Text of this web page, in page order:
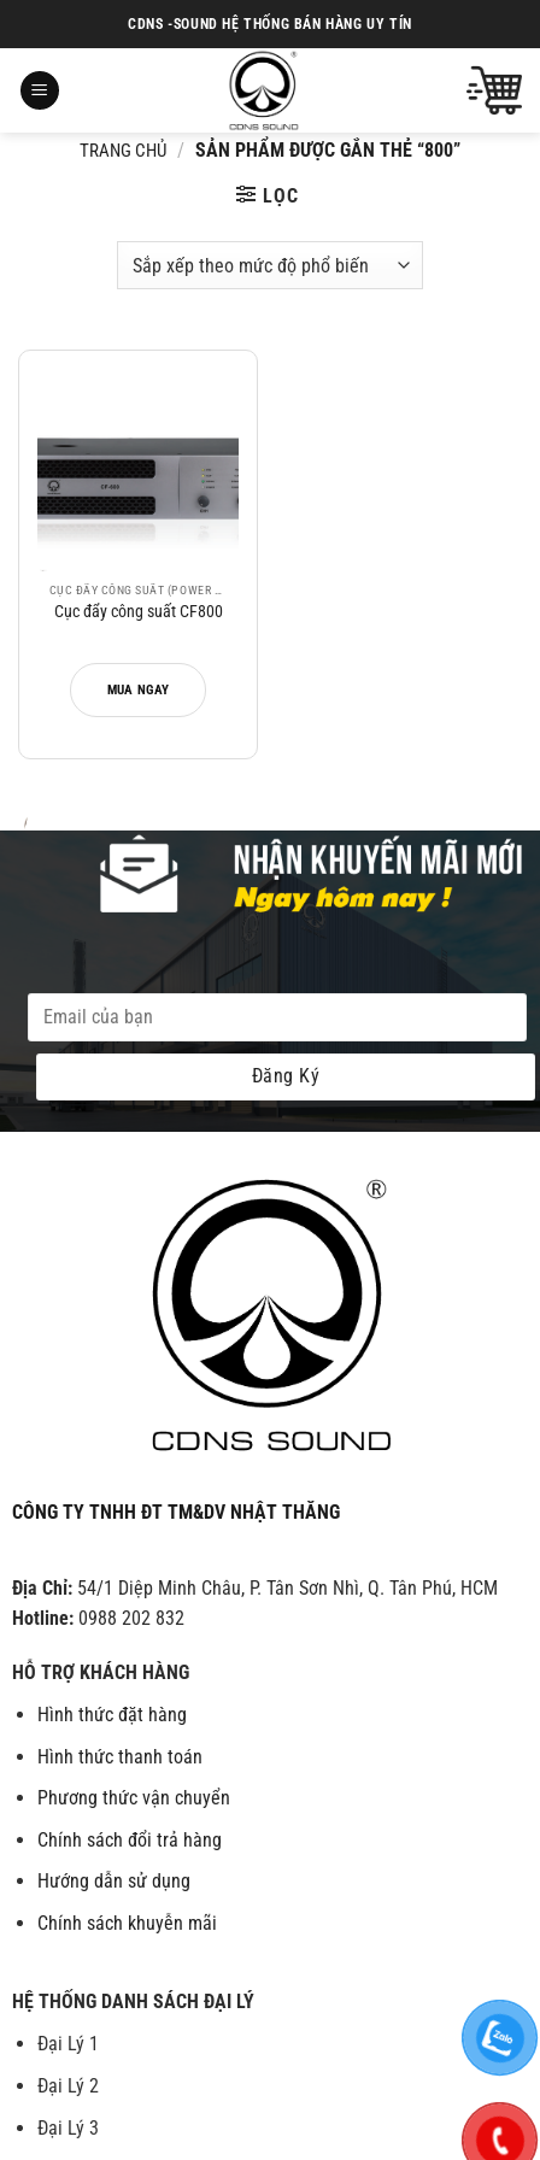
đến
dung
CDNS -SOUND HỆ THỐNG BÁN HÀNG UY TÍN
TRANG CHỦ / SẢN PHẨM ĐƯỢC GẮN THẺ “800”
LỌC
Cục đẩy công suất CF800
MUA NGAY
CÔNG TY TNHH ĐT TM&DV NHẬT THĂNG
Địa Chỉ:54/1 Diệp Minh Châu, P. Tân Sơn Nhì, Q. Tân Phú, HCM
Hotline:0988 202 832
HỖ TRỢ KHÁCH HÀNG
Hình thức đặt hàng
Hình thức thanh toán
Phương thức vận chuyển
Chính sách đổi trả hàng
Hướng dẫn sử dụng
Chính sách khuyễn mãi
HỆ THỐNG DANH SÁCH ĐẠI LÝ
Đại Lý 1
Đại Lý 2
Đại Lý 3